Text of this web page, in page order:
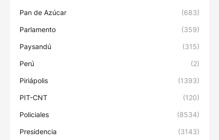
Pan de Azúcar (683)
Parlamento (359)
Paysandú (315)
Perú (2)
Piriápolis (1393)
PIT-CNT (120)
Policiales (8534)
Presidencia (3143)